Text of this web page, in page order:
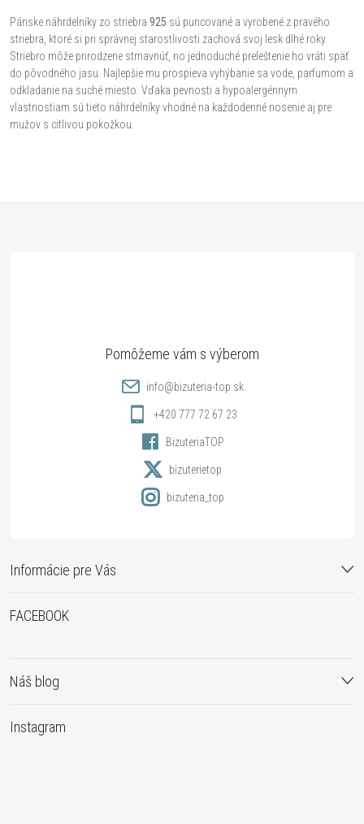
d
a
c
i
á
n
k
o
v
a
Pánske náhrdelníky zo striebra 925 sú puncované a vyrobené z pravého
striebra, ktoré si pri správnej starostlivosti zachová svoj lesk dlhé roky.
Striebro môže prirodzene stmavnúť, no jednoduché preleštenie ho vráti späť
do pôvodného jasu. Najlepšie mu prospieva vyhýbanie sa vode, parfumom a
odkladanie na suché miesto. Vďaka pevnosti a hypoalergénnym
vlastnostiam sú tieto náhrdelníky vhodné na každodenné nosenie aj pre
mužov s citlivou pokožkou.
Informácie pre Vás
info@bizuteria-top.sk
+420 777 72 67 23
BizuteriaTOP
bizuterietop
bizuteria_top
FACEBOOK
Náš blog
Instagram